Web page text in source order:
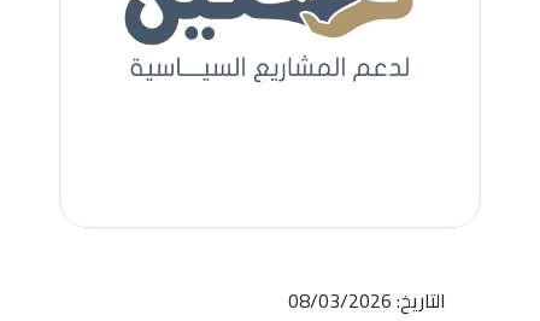
التاريخ: 08/03/2026